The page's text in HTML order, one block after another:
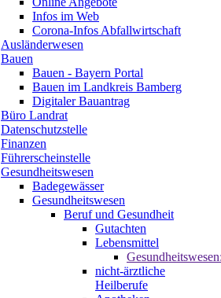
Infos im Web
Corona-Infos Abfallwirtschaft
Ausländerwesen
Bauen
Bauen - Bayern Portal
Bauen im Landkreis Bamberg
Digitaler Bauantrag
Büro Landrat
Datenschutzstelle
Finanzen
Führerscheinstelle
Gesundheitswesen
Badegewässer
Gesundheitswesen
Beruf und Gesundheit
Gutachten
Lebensmittel
nicht-ärztliche
Heilberufe